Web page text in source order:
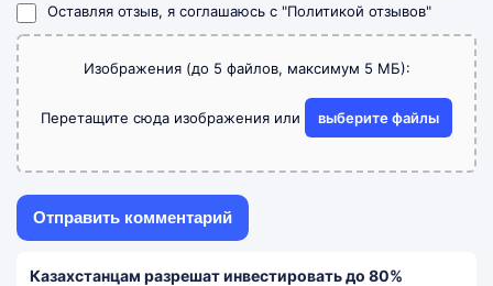
Оставляя отзыв, я соглашаюсь с "Политикой отзывов"
Изображения (до 5 файлов, максимум 5 МБ):
Перетащите сюда изображения или выберите файлы
Казахстанцам разрешат инвестировать до 80%